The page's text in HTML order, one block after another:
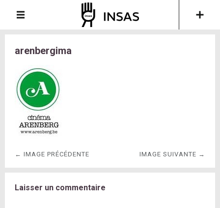
arenbergima
← IMAGE PRÉCÉDENTE IMAGE SUIVANTE →
Laisser un commentaire